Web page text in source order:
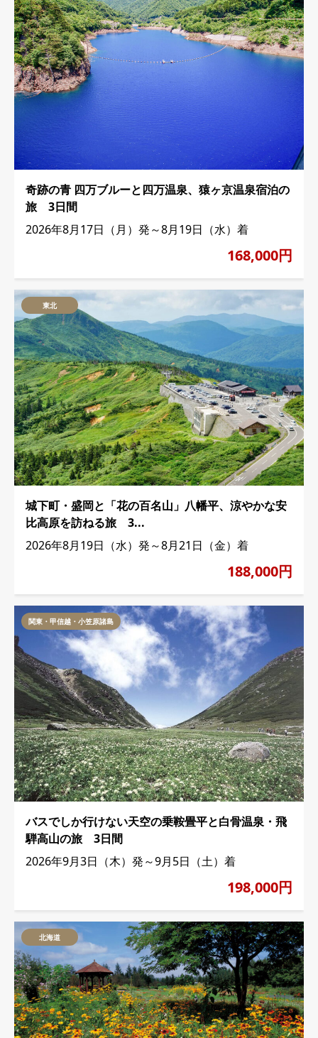
奇跡の青 四万ブルーと四万温泉、猿ヶ京温泉宿泊の
旅 3日間
2026年8月17日（月）発～8月19日（水）着
168,000円
東北
城下町・盛岡と「花の百名山」八幡平、涼やかな安
比高原を訪ねる旅 3...
2026年8月19日（水）発～8月21日（金）着
188,000円
関東・甲信越・小笠原諸島
バスでしか行けない天空の乗鞍畳平と白骨温泉・飛
騨高山の旅 3日間
2026年9月3日（木）発～9月5日（土）着
198,000円
北海道